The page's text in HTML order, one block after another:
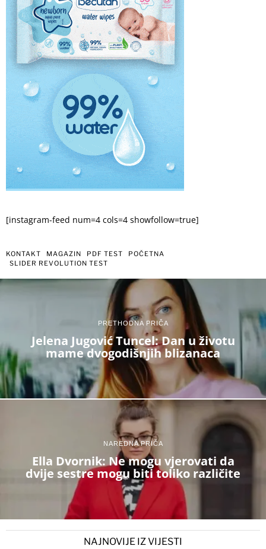
[instagram-feed num=4 cols=4 showfollow=true]
KONTAKT MAGAZIN PDF TEST
POČETNA
SLIDER REVOLUTION TEST
PRETHODNA PRIČA
Jelena Jugović Tuncel: Dan u životu
mame dvogodišnjih blizanaca
NAREDNA PRIČA
Ella Dvornik: Ne mogu vjerovati da
dvije sestre mogu biti toliko različite
NAJNOVIJE IZ VIJESTI